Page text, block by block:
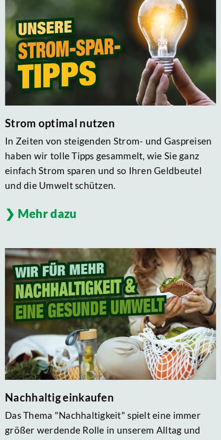
Strom optimal nutzen
In Zeiten von steigenden Strom- und Gaspreisen
haben wir tolle Tipps gesammelt, wie Sie ganz
einfach Strom sparen und so Ihren Geldbeutel
und die Umwelt schützen.
Mehr dazu
Nachhaltig einkaufen
Das Thema "Nachhaltigkeit" spielt eine immer
größer werdende Rolle in unserem Alltag und